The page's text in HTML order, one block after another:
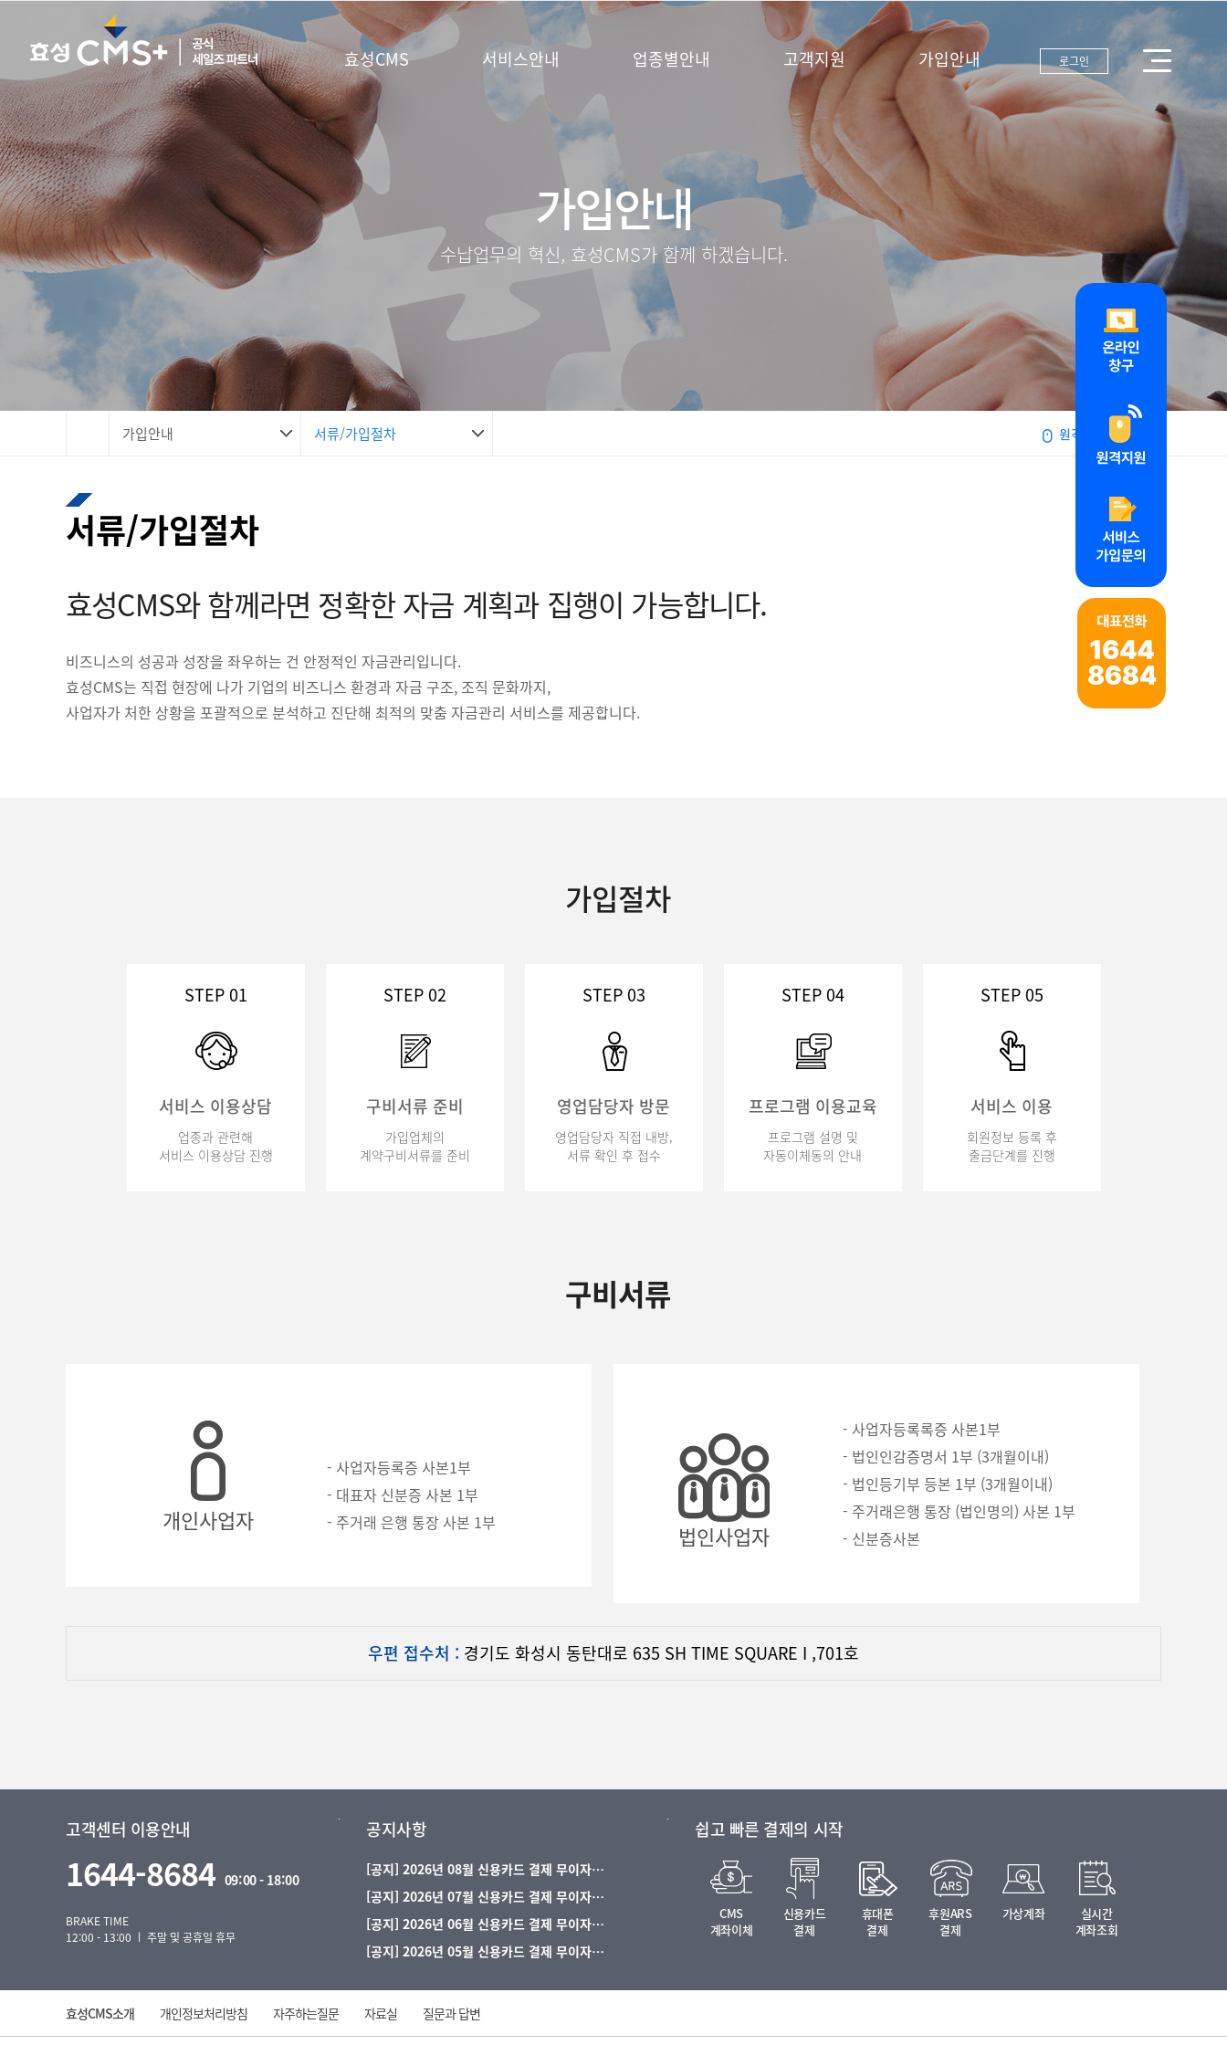
효성CMS 서비스안내 업종별안내 고객지원 가입안내 로그인
가입안내
수납업무의 혁신, 효성CMS가 함께 하겠습니다.
가입안내 서류/가입절차 원격지원서비스
서류/가입절차
효성CMS와 함께라면 정확한 자금 계획과 집행이 가능합니다.
비즈니스의 성공과 성장을 좌우하는 건 안정적인 자금관리입니다.
효성CMS는 직접 현장에 나가 기업의 비즈니스 환경과 자금 구조, 조직 문화까지,
사업자가 처한 상황을 포괄적으로 분석하고 진단해 최적의 맞춤 자금관리 서비스를 제공합니다.
가입절차
STEP 01
서비스 이용상담
업종과 관련해
서비스 이용상담 진행
STEP 02
구비서류 준비
가입업체의
계약구비서류를 준비
STEP 03
영업담당자 방문
영업담당자 직접 내방,
서류 확인 후 접수
STEP 04
프로그램 이용교육
프로그램 설명 및
자동이체동의 안내
STEP 05
서비스 이용
회원정보 등록 후
출금단계를 진행
구비서류
개인사업자
- 사업자등록증 사본1부
- 대표자 신분증 사본 1부
- 주거래 은행 통장 사본 1부
법인사업자
- 사업자등록록증 사본1부
- 법인인감증명서 1부 (3개월이내)
- 법인등기부 등본 1부 (3개월이내)
- 주거래은행 통장 (법인명의) 사본 1부
- 신분증사본
우편 접수처 : 경기도 화성시 동탄대로 635 SH TIME SQUARE I ,701호
고객센터 이용안내
1644-8684 09:00 - 18:00
BRAKE TIME
12:00 - 13:00 ㅣ 주말 및 공휴일 휴무
공지사항
[공지] 2026년 08월 신용카드 결제 무이자…
[공지] 2026년 07월 신용카드 결제 무이자…
[공지] 2026년 06월 신용카드 결제 무이자…
[공지] 2026년 05월 신용카드 결제 무이자…
쉽고 빠른 결제의 시작
CMS
계좌이체
신용카드
결제
휴대폰
결제
후원ARS
결제
가상계좌
실시간
계좌조회
효성CMS소개 개인정보처리방침 자주하는질문 자료실 질문과 답변